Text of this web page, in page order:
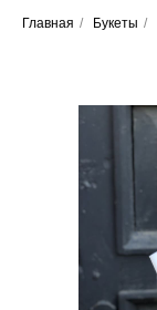
Главная / Букеты /